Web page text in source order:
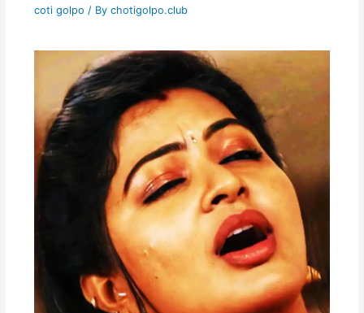
coti golpo / By chotigolpo.club